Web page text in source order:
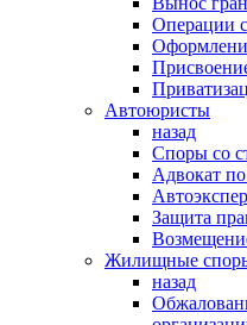
Операции
Автоюристы
назад
Споры со
Адвокат
Защита
Жилищные
назад